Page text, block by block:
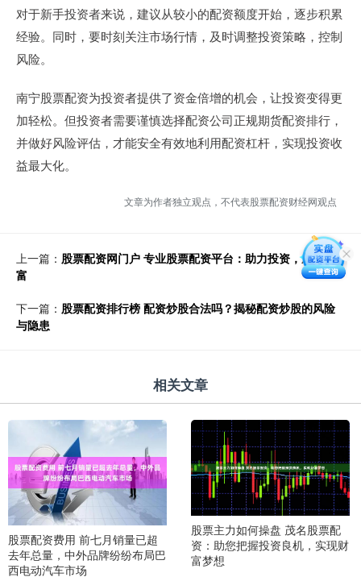
对于新手投资者来说，建议从较小的配资额度开始，逐步积累
经验。同时，要时刻关注市场行情，及时调整投资策略，控制
风险。
南宁股票配资为投资者提供了资金倍增的机会，让投资变得更
加轻松。但投资者需要谨慎选择配资公司正规期货配资排行，
并做好风险评估，才能安全有效地利用配资杠杆，实现投资收
益最大化。
文章为作者独立观点，不代表股票配资财经网观点
上一篇： 股票配资网门户 专业股票配资平台：助力投资，成就财
富
下一篇： 股票配资排行榜 配资炒股合法吗？揭秘配资炒股的风险
与隐患
相关文章
股票配资费用 前七月销量已超
去年总量，中外品牌纷纷布局巴
西电动汽车市场
股票主力如何操盘 茂名股票配
资：助您把握投资良机，实现财
富梦想